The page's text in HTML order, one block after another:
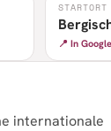
STARTORT
📍 In
internationale